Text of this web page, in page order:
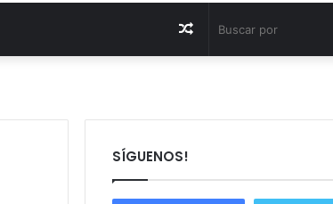
Publicación
SÍGUENOS!